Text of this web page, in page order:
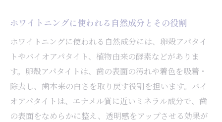
ホワイトニングに使われる自然成分とその役割
ホワイトニングに使われる自然成分には、卵殻アパタイ
トやバイオアパタイト、植物由来の酵素などがありま
す。卵殻アパタイトは、歯の表面の汚れや着色を吸着・
除去し、歯本来の白さを取り戻す役割を担います。バイ
オアパタイトは、エナメル質に近いミネラル成分で、歯
の表面をなめらかに整え、透明感をアップさせる効果が